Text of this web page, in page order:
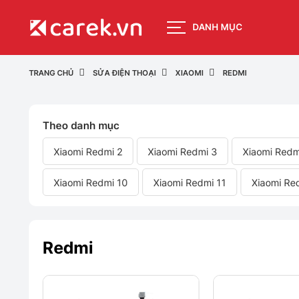
DANH MỤC
TRANG CHỦ SỬA ĐIỆN THOẠI XIAOMI REDMI
Theo danh mục
Xiaomi Redmi 2 Xiaomi Redmi 3 Xiaomi
Xiaomi Redmi 10 Xiaomi Redmi 11 Xiaomi
Redmi